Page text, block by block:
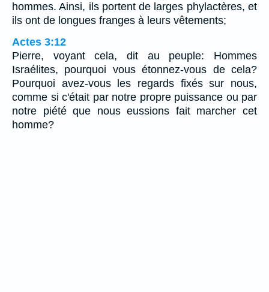
hommes. Ainsi, ils portent de larges phylactères, et
ils ont de longues franges à leurs vêtements;
Actes 3:12
Pierre, voyant cela, dit au peuple: Hommes
Israélites, pourquoi vous étonnez-vous de cela?
Pourquoi avez-vous les regards fixés sur nous,
comme si c'était par notre propre puissance ou par
notre piété que nous eussions fait marcher cet
homme?